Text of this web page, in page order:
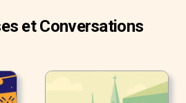
et Conversations